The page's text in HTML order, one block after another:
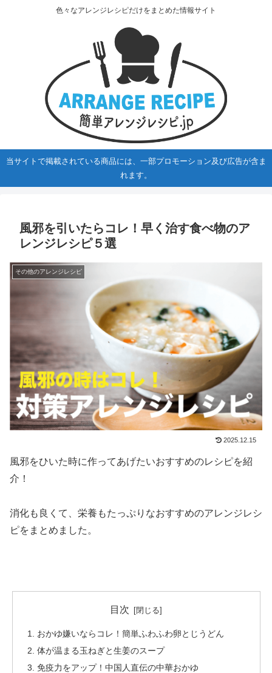
色々なアレンジレシピだけをまとめた情報サイト
当サイトで掲載されている商品には、一部プロモーション及び広告が含ま
れます。
風邪を引いたらコレ！早く治す食べ物のア
レンジレシピ５選
その他のアレンジレシピ
2025.12.15
風邪をひいた時に作ってあげたいおすすめのレシピを紹
介！
消化も良くて、栄養もたっぷりなおすすめのアレンジレシ
ピをまとめました。
目次
おかゆ嫌いならコレ！簡単ふわふわ卵とじうどん
体が温まる玉ねぎと生姜のスープ
免疫力をアップ！中国人直伝の中華おかゆ